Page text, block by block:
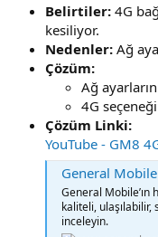
Belirtiler: 4G
kesiliyor.
Nedenler: Ağ
Çözüm:
Ağ
4G
Çözüm Linki:
YouTube - GM8
General Mobile |
General Mobile’ın
kaliteli,
inceleyin.